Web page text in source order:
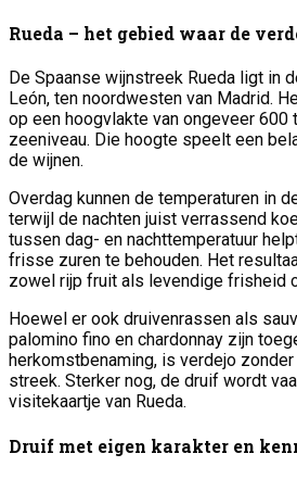
Rueda – het gebied waar de
De Spaanse wijnstreek Rueda ligt in
León, ten noordwesten van Madrid.
op een hoogvlakte van ongeveer 600
zeeniveau. Die hoogte speelt een
de wijnen.
Overdag kunnen de temperaturen in
terwijl de nachten juist verrassend
tussen dag- en nachttemperatuur
frisse zuren te behouden. Het
zowel rijp fruit als levendige frisheid
Hoewel er ook druivenrassen als
palomino fino en chardonnay zijn
herkomstbenaming, is verdejo
streek. Sterker nog, de druif wordt
visitekaartje van Rueda.
Druif met eigen karakter en